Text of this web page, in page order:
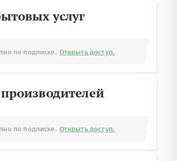
услуг
по подписке. Открыть доступ.
по подписке. Открыть доступ.